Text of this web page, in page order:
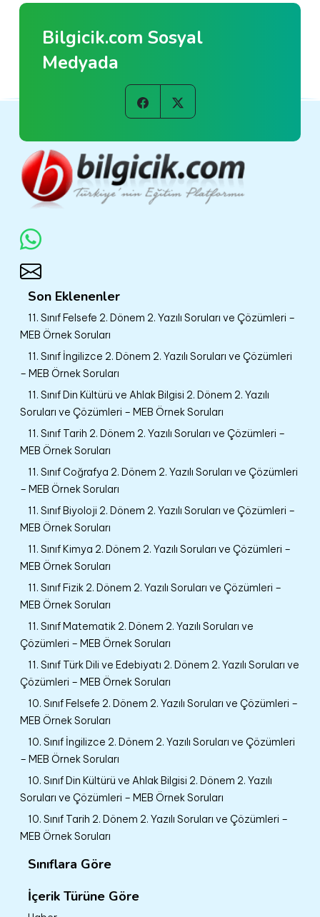
Bilgicik.com Sosyal
Medyada
Son Eklenenler
11. Sınıf Felsefe 2. Dönem 2. Yazılı Soruları ve Çözümleri –
MEB Örnek Soruları
11. Sınıf İngilizce 2. Dönem 2. Yazılı Soruları ve Çözümleri
– MEB Örnek Soruları
11. Sınıf Din Kültürü ve Ahlak Bilgisi 2. Dönem 2. Yazılı
Soruları ve Çözümleri – MEB Örnek Soruları
11. Sınıf Tarih 2. Dönem 2. Yazılı Soruları ve Çözümleri –
MEB Örnek Soruları
11. Sınıf Coğrafya 2. Dönem 2. Yazılı Soruları ve Çözümleri
– MEB Örnek Soruları
11. Sınıf Biyoloji 2. Dönem 2. Yazılı Soruları ve Çözümleri –
MEB Örnek Soruları
11. Sınıf Kimya 2. Dönem 2. Yazılı Soruları ve Çözümleri –
MEB Örnek Soruları
11. Sınıf Fizik 2. Dönem 2. Yazılı Soruları ve Çözümleri –
MEB Örnek Soruları
11. Sınıf Matematik 2. Dönem 2. Yazılı Soruları ve
Çözümleri – MEB Örnek Soruları
11. Sınıf Türk Dili ve Edebiyatı 2. Dönem 2. Yazılı Soruları ve
Çözümleri – MEB Örnek Soruları
10. Sınıf Felsefe 2. Dönem 2. Yazılı Soruları ve Çözümleri –
MEB Örnek Soruları
10. Sınıf İngilizce 2. Dönem 2. Yazılı Soruları ve Çözümleri
– MEB Örnek Soruları
10. Sınıf Din Kültürü ve Ahlak Bilgisi 2. Dönem 2. Yazılı
Soruları ve Çözümleri – MEB Örnek Soruları
10. Sınıf Tarih 2. Dönem 2. Yazılı Soruları ve Çözümleri –
MEB Örnek Soruları
Sınıflara Göre
İçerik Türüne Göre